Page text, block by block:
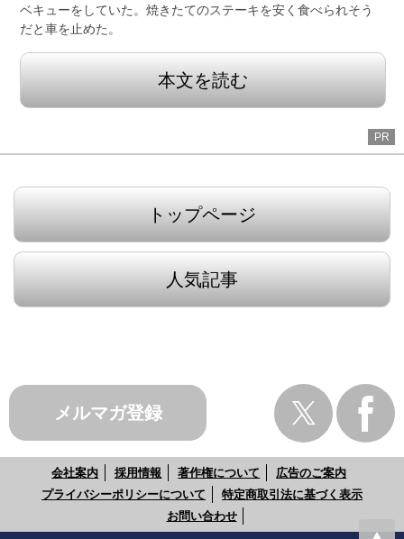
ベキューをしていた。焼きたてのステーキを安く食べられそう
だと車を止めた。
本文を読む
PR
トップページ
人気記事
メルマガ登録
会社案内 採用情報 著作権について
広告のご案内
プライバシーポリシーについて
特定商取引法に基づく表示
お問い合わせ